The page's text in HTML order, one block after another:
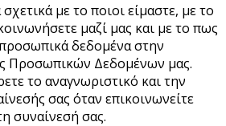
με το ποιοι είμαστε, με το
μαζί μας και με το πως
δεδομένα στην
Προσωπικών Δεδομένων μας.
το αναγνωριστικό και την
σας όταν επικοινωνείτε
συναίνεσή σας.